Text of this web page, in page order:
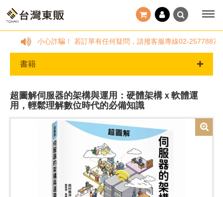
小心詐騙！ 若訂單有任何疑問，請撥客服專線02-
書籍
超圖解伺服器的架構與運用：硬體架構ｘ軟體運
用，輕鬆理解數位時代的必備知識